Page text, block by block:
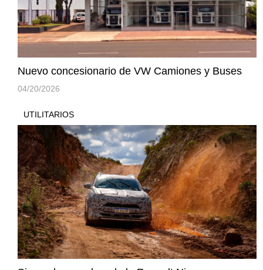
Nuevo concesionario de VW Camiones y Buses
04/20/2026
UTILITARIOS